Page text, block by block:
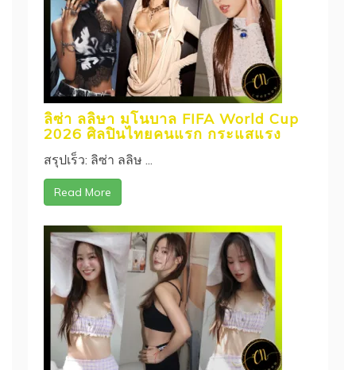
ลิซ่า ลลิษา มโนบาล FIFA World Cup
2026 ศิลปินไทยคนแรก กระแสแรง
สรุปเร็ว: ลิซ่า ลลิษ ...
Read More